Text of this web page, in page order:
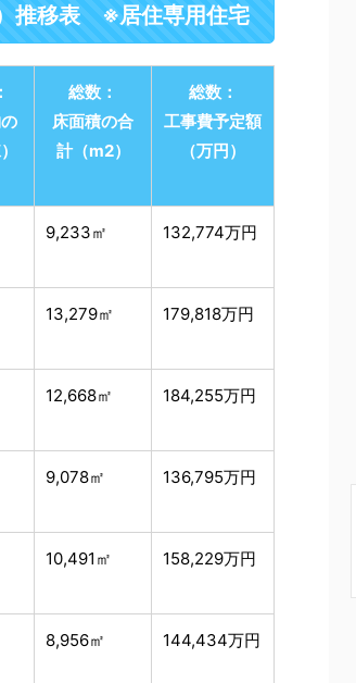
推移表 ※居住専用住宅
総数：
床面積の合
計（m2）
総数：
工事費予定額
（万円）
9,233㎡ 132,774万円
13,279㎡ 179,818万円
12,668㎡ 184,255万円
9,078㎡ 136,795万円
10,491㎡ 158,229万円
8,956㎡ 144,434万円